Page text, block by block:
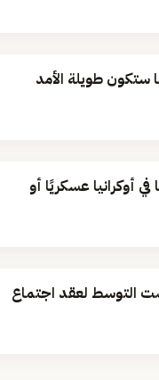
ستكون طويلة الأمد
أوكرانيا عسكريًا أو
التوسط لعقد اجتماع